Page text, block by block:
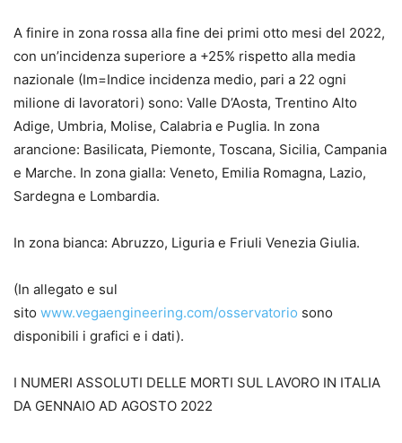
A finire in zona rossa alla fine dei primi otto mesi del 2022,
con un’incidenza superiore a +25% rispetto alla media
nazionale (Im=Indice incidenza medio, pari a 22 ogni
milione di lavoratori) sono: Valle D’Aosta, Trentino Alto
Adige, Umbria, Molise, Calabria e Puglia. In zona
arancione: Basilicata, Piemonte, Toscana, Sicilia, Campania
e Marche. In zona gialla: Veneto, Emilia Romagna, Lazio,
Sardegna e Lombardia.
In zona bianca: Abruzzo, Liguria e Friuli Venezia Giulia.
(In allegato e sul
sito www.vegaengineering.com/osservatorio sono
disponibili i grafici e i dati).
I NUMERI ASSOLUTI DELLE MORTI SUL LAVORO IN ITALIA
DA GENNAIO AD AGOSTO 2022